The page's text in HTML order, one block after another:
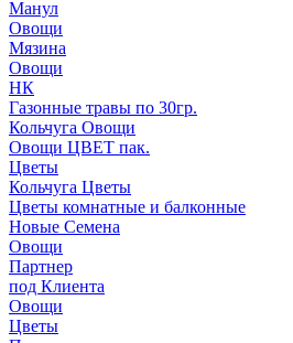
Манул
Овощи
Мязина
Овощи
НК
Газонные травы по 30гр.
Кольчуга Овощи
Овощи ЦВЕТ пак.
Цветы
Кольчуга Цветы
Цветы комнатные и балконные
Новые Семена
Овощи
Партнер
под Клиента
Овощи
Цветы